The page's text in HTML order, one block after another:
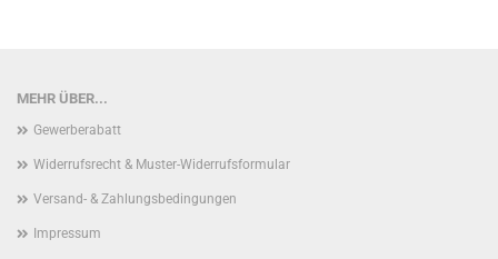
MEHR ÜBER...
Gewerberabatt
Widerrufsrecht & Muster-Widerrufsformular
Versand- & Zahlungsbedingungen
Impressum